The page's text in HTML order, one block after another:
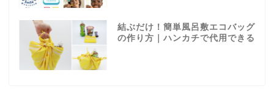
結ぶだけ！簡単風呂敷エコバッグ
の作り方｜ハンカチで代用できる